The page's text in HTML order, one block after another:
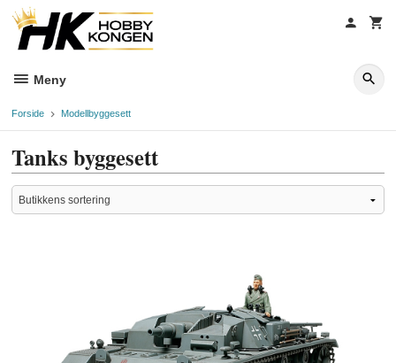
innholdet
Meny
Forside Modellbyggesett
Tanks byggesett